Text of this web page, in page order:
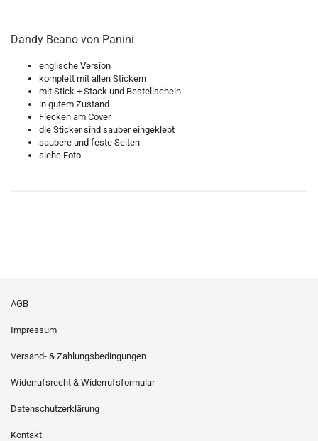
Dandy Beano von Panini
englische Version
komplett mit allen Stickern
mit Stick + Stack und Bestellschein
in gutem Zustand
Flecken am Cover
die Sticker sind sauber eingeklebt
saubere und feste Seiten
siehe Foto
AGB
Impressum
Versand- & Zahlungsbedingungen
Widerrufsrecht & Widerrufsformular
Datenschutzerklärung
Kontakt